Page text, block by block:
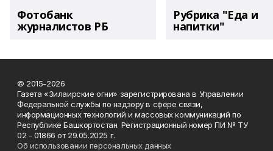
Фотобанк
журналистов РБ
Рубрика "Еда и
напитки"
© 2015-2026
Газета «Зилаирские огни» зарегистрирована в Управлении
Федеральной службы по надзору в сфере связи,
информационных технологий и массовых коммуникаций по
Республике Башкортостан. Регистрационный номер ПИ № ТУ
02 - 01866 от 29.05.2025 г.
Об использовании персональных данных